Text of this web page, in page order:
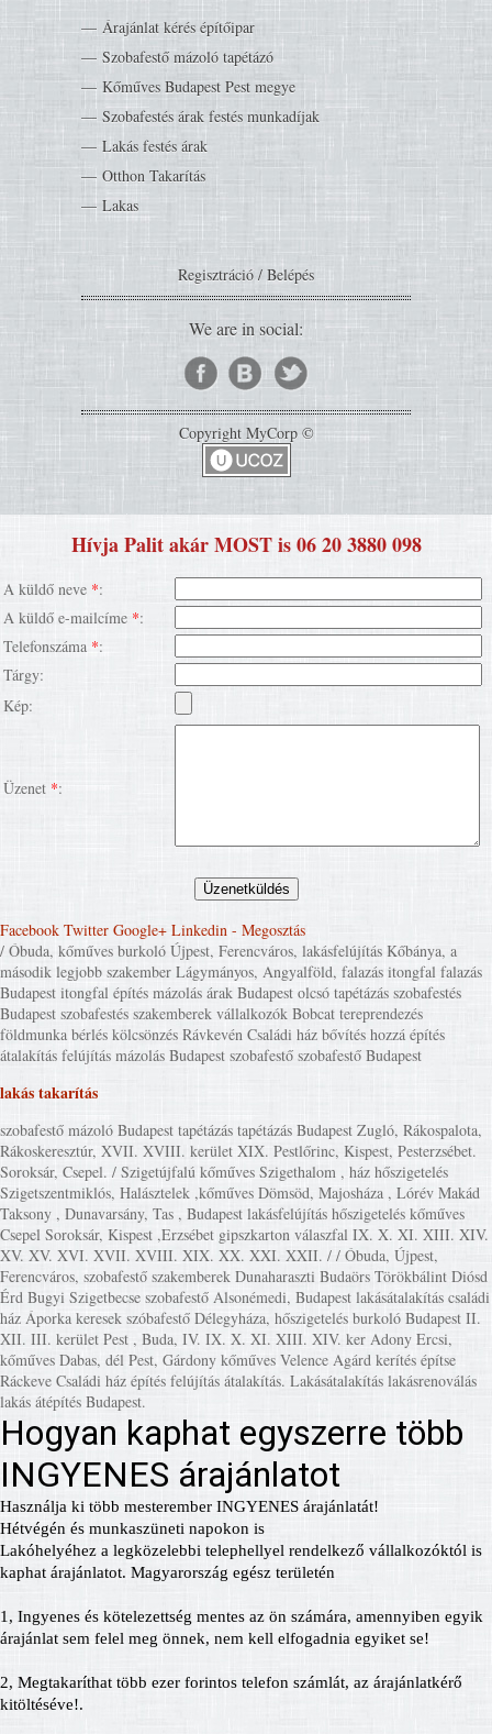
Árajánlat kérés építőipar
Szobafestő mázoló tapétázó
Kőműves Budapest Pest megye
Szobafestés árak festés munkadíjak
Lakás festés árak
Otthon Takarítás
Lakas
Regisztráció / Belépés
We are in social:
Copyright MyCorp ©
Hívja Palit akár MOST is 06 20 3880 098
A küldő neve *:
A küldő e-mailcíme *:
Telefonszáma *:
Tárgy:
Kép:
Üzenet *:
Facebook Twitter Google+ Linkedin - Megosztás
/ Óbuda, kőműves burkoló Újpest, Ferencváros, lakásfelújítás Kőbánya, a
második legjobb szakember Lágymányos, Angyalföld, falazás itongfal falazás
Budapest itongfal építés mázolás árak Budapest olcsó tapétázás szobafestés
Budapest szobafestés szakemberek vállalkozók Bobcat tereprendezés
földmunka bérlés kölcsönzés Rávkevén Családi ház bővítés hozzá építés
átalakítás felújítás mázolás Budapest szobafestő szobafestő Budapest
lakás takarítás
szobafestő mázoló Budapest tapétázás tapétázás Budapest Zugló, Rákospalota,
Rákoskeresztúr, XVII. XVIII. kerület XIX. Pestlőrinc, Kispest, Pesterzsébet.
Soroksár, Csepel. / Szigetújfalú kőműves Szigethalom , ház hőszigetelés
Szigetszentmiklós, Halásztelek ,kőműves Dömsöd, Majosháza , Lórév Makád
Taksony , Dunavarsány, Tas , Budapest lakásfelújítás hőszigetelés kőműves
Csepel Soroksár, Kispest ,Erzsébet gipszkarton válaszfal IX. X. XI. XIII. XIV.
XV. XV. XVI. XVII. XVIII. XIX. XX. XXI. XXII. / / Óbuda, Újpest,
Ferencváros, szobafestő szakemberek Dunaharaszti Budaörs Törökbálint Diósd
Érd Bugyi Szigetbecse szobafestő Alsonémedi, Budapest lakásátalakítás családi
ház Áporka keresek szóbafestő Délegyháza, hőszigetelés burkoló Budapest II.
XII. III. kerület Pest , Buda, IV. IX. X. XI. XIII. XIV. ker Adony Ercsi,
kőműves Dabas, dél Pest, Gárdony kőműves Velence Agárd kerítés építse
Ráckeve Családi ház építés felújítás átalakítás. Lakásátalakítás lakásrenoválás
lakás átépítés Budapest.